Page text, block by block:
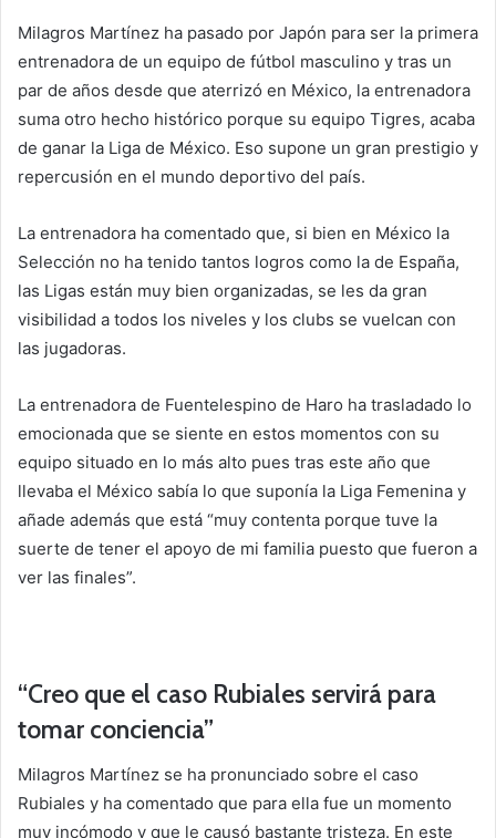
Milagros Martínez ha pasado por Japón para ser la primera
entrenadora de un equipo de fútbol masculino y tras un
par de años desde que aterrizó en México, la entrenadora
suma otro hecho histórico porque su equipo Tigres, acaba
de ganar la Liga de México. Eso supone un gran prestigio y
repercusión en el mundo deportivo del país.
La entrenadora ha comentado que, si bien en México la
Selección no ha tenido tantos logros como la de España,
las Ligas están muy bien organizadas, se les da gran
visibilidad a todos los niveles y los clubs se vuelcan con
las jugadoras.
La entrenadora de Fuentelespino de Haro ha trasladado lo
emocionada que se siente en estos momentos con su
equipo situado en lo más alto pues tras este año que
llevaba el México sabía lo que suponía la Liga Femenina y
añade además que está “muy contenta porque tuve la
suerte de tener el apoyo de mi familia puesto que fueron a
ver las finales”.
“Creo que el caso Rubiales servirá para
tomar conciencia”
Milagros Martínez se ha pronunciado sobre el caso
Rubiales y ha comentado que para ella fue un momento
muy incómodo y que le causó bastante tristeza. En este